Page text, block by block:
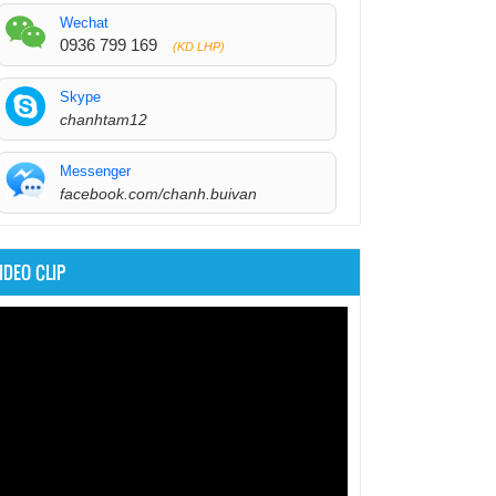
Wechat
0936 799 169 (KD LHP)
Skype
chanhtam12
Messenger
facebook.com/chanh.buivan
CLIP